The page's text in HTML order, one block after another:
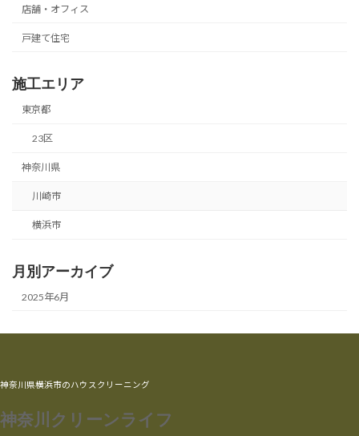
店舗・オフィス
戸建て住宅
施工エリア
東京都
23区
神奈川県
川崎市
横浜市
月別アーカイブ
2025年6月
神奈川県横浜市のハウスクリーニング
神奈川クリーンライフ